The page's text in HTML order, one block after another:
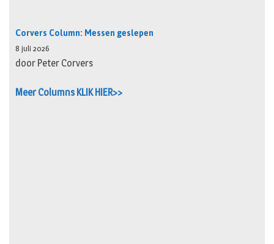
Corvers Column: Messen geslepen
8 juli 2026
door Peter Corvers
Meer Columns KLIK HIER>>